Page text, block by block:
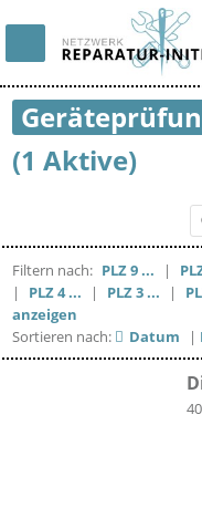
(1 Aktive)
Filtern nach: PLZ 9 ... |
|
PLZ 4 ... | PLZ 3 ... |
anzeigen
Sortieren nach:
Datum |